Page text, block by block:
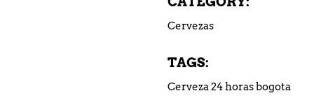
Cervezas
TAGS:
Cerveza 24 horas bogota